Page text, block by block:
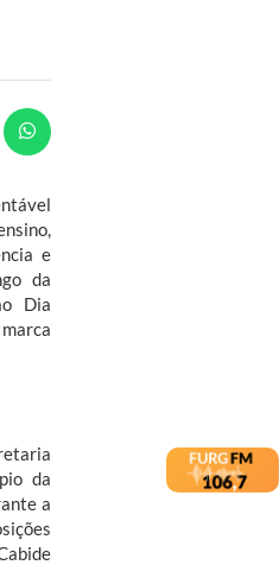
e
da
Dia
da
a